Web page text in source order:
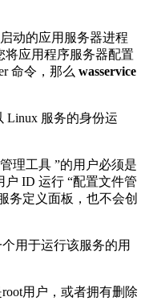
动的应用服务器进程
将应用程序服务器配置
命令，那么 wasservice
Linux 服务的身份运
理工具 ”的用户必须是
户 ID 运行 “配置文件管
务定义面板，也不会创
用于运行该服务的用
用户，或者拥有删除